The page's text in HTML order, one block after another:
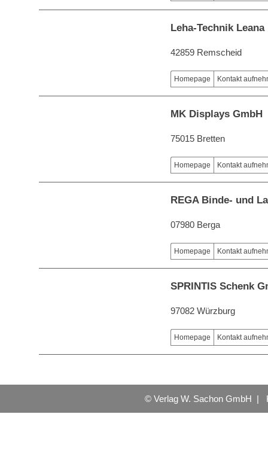
Leha-Technik
42859 Remscheid
Homepage Kontakt
MK Displays GmbH
75015 Bretten
Homepage Kontakt
REGA Binde- und
07980 Berga
Homepage Kontakt
SPRINTIS Schenk
97082 Würzburg
Homepage Kontakt
© Verlag W. Sachon GmbH |